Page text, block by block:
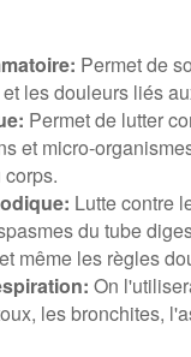
Permet de
les douleurs liés
Permet de lutter
et micro-
Lutte contre
du tube
même les règles
On
les bronchites,